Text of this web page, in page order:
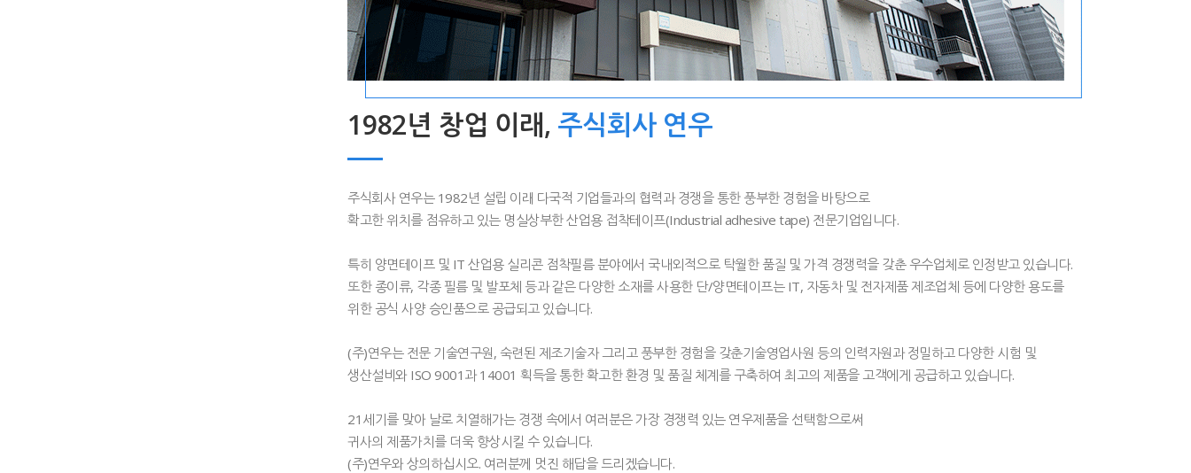
1982년 창업 이래, 주식회사 연우
주식회사 연우는 1982년 설립 이래 다국적 기업들과의 협력과 경쟁을 통한 풍부한 경험을 바탕으로
확고한 위치를 점유하고 있는 명실상부한 산업용 접착테이프(Industrial adhesive tape) 전문기업입니다.
특히 양면테이프 및 IT 산업용 실리콘 점착필름 분야에서 국내외적으로 탁월한 품질 및 가격 경쟁력을 갖춘 우수업체로 인정받고 있습니다.
또한 종이류, 각종 필름 및 발포체 등과 같은 다양한 소재를 사용한 단/양면테이프는 IT, 자동차 및 전자제품 제조업체 등에 다양한 용도를
위한 공식 사양 승인품으로 공급되고 있습니다.
(주)연우는 전문 기술연구원, 숙련된 제조기술자 그리고 풍부한 경험을 갖춘기술영업사원 등의 인력자원과 정밀하고 다양한 시험 및
생산설비와 ISO 9001과 14001 획득을 통한 확고한 환경 및 품질 체계를 구축하여 최고의 제품을 고객에게 공급하고 있습니다.
21세기를 맞아 날로 치열해가는 경쟁 속에서 여러분은 가장 경쟁력 있는 연우제품을 선택함으로써
귀사의 제품가치를 더욱 향상시킬 수 있습니다.
(주)연우와 상의하십시오. 여러분께 멋진 해답을 드리겠습니다.